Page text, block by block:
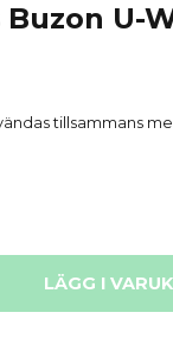
U-
tillsammans
LÄGG I